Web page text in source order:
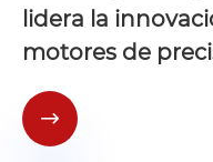
lidera la
motores de
